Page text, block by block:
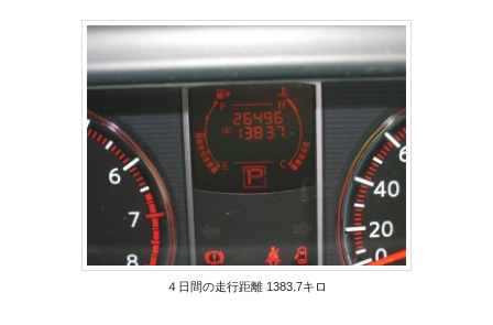
４日間の走行距離 1383.7キロ